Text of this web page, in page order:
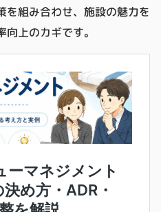
を組み合わせ、施設の魅力を
上のカギです。